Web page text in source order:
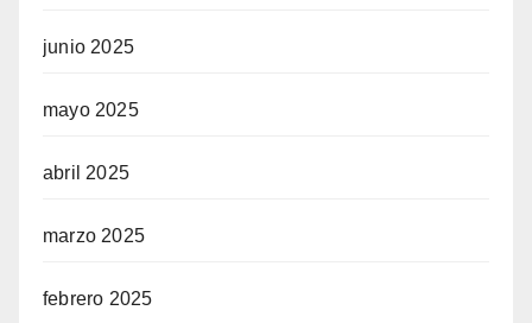
junio 2025
mayo 2025
abril 2025
marzo 2025
febrero 2025